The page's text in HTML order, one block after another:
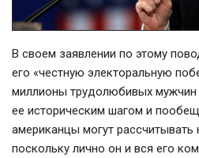
В своем заявлении по этому
его «честную электоральную
миллионы трудолюбивых мужчин
ее историческим шагом и
американцы могут рассчитывать
поскольку лично он и вся его